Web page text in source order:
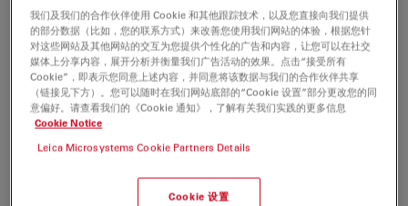
秘。
通过集成传感器进行标本相关的对齐和校准，确保结果的一
致、可重复性。
与 LAS X 集成
时间，从而让您全身心关注于您的实验。
我们及我们的合作伙伴使用 Cookie 和其他跟踪技术，以及您直接向我们提供
的部分数据（比如，您的联系方式）来改善您使用我们网站的体验，根据您针
对这些网站及其他网站的交互为您提供个性化的广告和内容，让您可以在社交
媒体上分享内容，展开分析并衡量我们广告活动的效果。点击“接受所有
Cookie”，即表示您同意上述内容，并同意将该数据与我们的合作伙伴共享
（链接见下方）。您可以随时在我们网站底部的“Cookie 设置”部分更改您的同
意偏好。请查看我们的《Cookie 通知》，了解有关我们实践的更多信息
Cookie Notice
Leica Microsystems Cookie Partners Details
Cookie 设置